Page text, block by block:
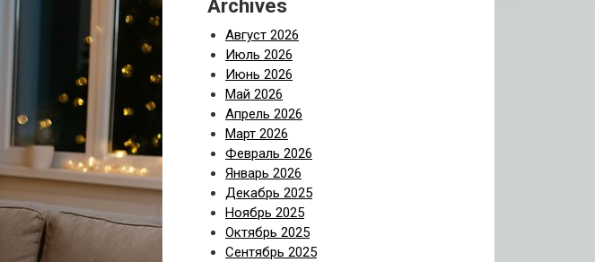
Archives
Август 2026
Июль 2026
Июнь 2026
Май 2026
Апрель 2026
Март 2026
Февраль 2026
Январь 2026
Декабрь 2025
Ноябрь 2025
Октябрь 2025
Сентябрь 2025